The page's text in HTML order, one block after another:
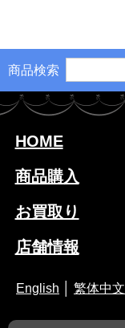
商品検索
HOME
商品購入
お買取り
店舗情報
English 繁体中文